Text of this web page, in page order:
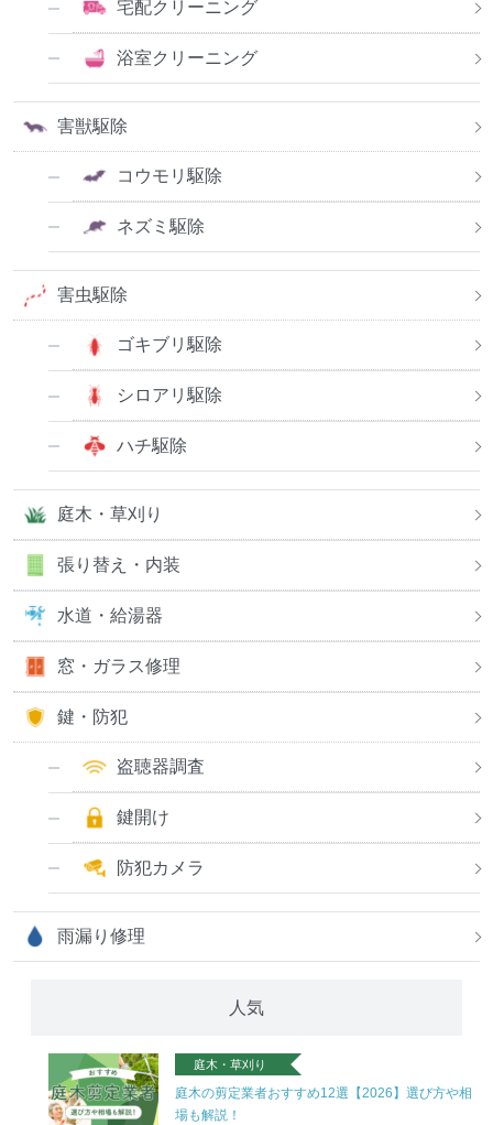
宅配クリーニング
浴室クリーニング
害獣駆除
コウモリ駆除
ネズミ駆除
害虫駆除
ゴキブリ駆除
シロアリ駆除
ハチ駆除
庭木・草刈り
張り替え・内装
水道・給湯器
窓・ガラス修理
鍵・防犯
盗聴器調査
鍵開け
防犯カメラ
雨漏り修理
人気
庭木・草刈り
庭木の剪定業者おすすめ12選【2026】選び方や相
場も解説！